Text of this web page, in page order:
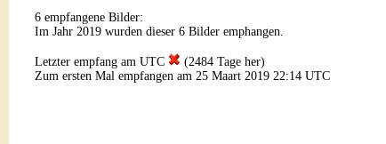
6 empfangene Bilder:
Im Jahr 2019 wurden dieser 6 Bilder emphangen.
Letzter empfang am UTC
(2484 Tage her)
Zum ersten Mal empfangen am 25 Maart 2019 22:14 UTC